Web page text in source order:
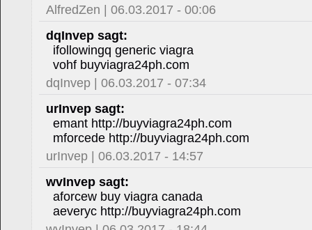
AlfredZen | 06.03.2017 - 00:06
dqInvep sagt:
ifollowingq generic viagra
vohf buyviagra24ph.com
dqInvep | 06.03.2017 - 07:34
urInvep sagt:
emant http://buyviagra24ph.com
mforcede http://buyviagra24ph.com
urInvep | 06.03.2017 - 14:57
wvInvep sagt:
aforcew buy viagra canada
aeveryc http://buyviagra24ph.com